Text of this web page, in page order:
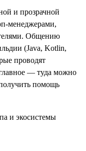
и прозрачной
менеджерами,
Общению
(Java, Kotlin,
проводят
— туда можно
помощь